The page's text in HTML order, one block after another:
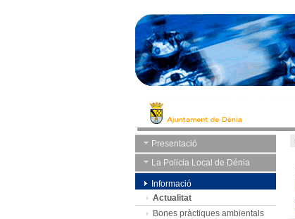
Presentació
La Policia Local de Dénia
Informació
Actualitat
Bones pràctiques ambientals